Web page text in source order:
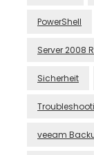
PowerShell
Server 2008
Sicherheit
veeam